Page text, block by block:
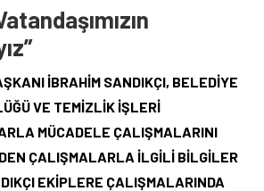
Sakinleri Ilkadım Belediye Başkanı İhsan
Seda KEKLİK ‘teşekķür ettiler.
KORUMA DERNEĞİ ŞUBE BAŞKANI
ÜN. AÇIKLAMASI MİLYONLARCA İNTERNET
İLGİLENDİREN KARAR VERİLDİ
İBRAHİM SANDIKÇI, BELEDİYE
VE TEMİZLİK İŞLERİ
MÜCADELE ÇALIŞMALARINI
ÇALIŞMALARLA İLGİLİ BİLGİLER
EKİPLERE ÇALIŞMALARINDA